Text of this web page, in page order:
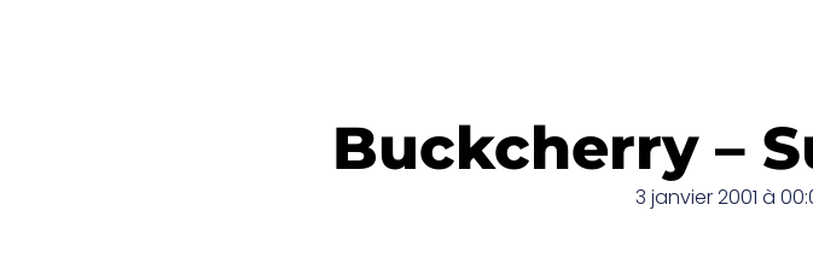
Buckcherry –
3 janvier 2001 à